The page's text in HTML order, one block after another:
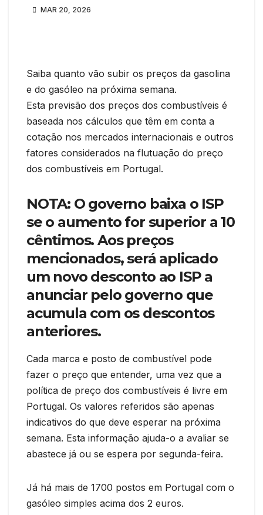
MAR 20, 2026
Saiba quanto vão subir os preços da gasolina
e do gasóleo na próxima semana.
Esta previsão dos preços dos combustíveis é
baseada nos cálculos que têm em conta a
cotação nos mercados internacionais e outros
fatores considerados na flutuação do preço
dos combustíveis em Portugal.
NOTA: O governo baixa o ISP
se o aumento for superior a 10
cêntimos. Aos preços
mencionados, será aplicado
um novo desconto ao ISP a
anunciar pelo governo que
acumula com os descontos
anteriores.
Cada marca e posto de combustível pode
fazer o preço que entender, uma vez que a
política de preço dos combustíveis é livre em
Portugal. Os valores referidos são apenas
indicativos do que deve esperar na próxima
semana. Esta informação ajuda-o a avaliar se
abastece já ou se espera por segunda-feira.
Já há mais de 1700 postos em Portugal com o
gasóleo simples acima dos 2 euros.